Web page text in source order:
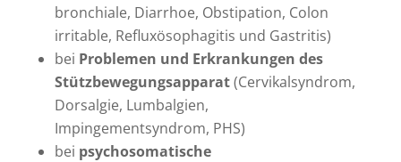
bronchiale, Diarrhoe, Obstipation, Colon
irritable, Refluxösophagitis und Gastritis)
bei Problemen und Erkrankungen des
Stützbewegungsapparat(Cervikalsyndrom,
Dorsalgie, Lumbalgien,
Impingementsyndrom, PHS)
bei psychosomatische